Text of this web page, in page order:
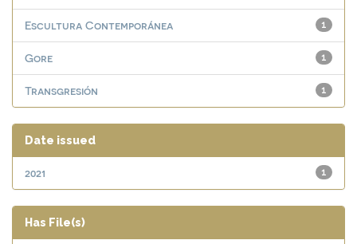
1
Escultura Contemporánea
1
Gore
1
Transgresión
Date issued
1
2021
Has File(s)